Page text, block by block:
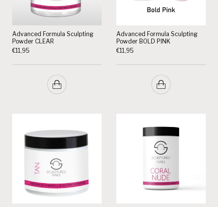
Advanced Formula Sculpting
Powder CLEAR
€11,95
Advanced Formula Sculpting
Powder BOLD PINK
€11,95